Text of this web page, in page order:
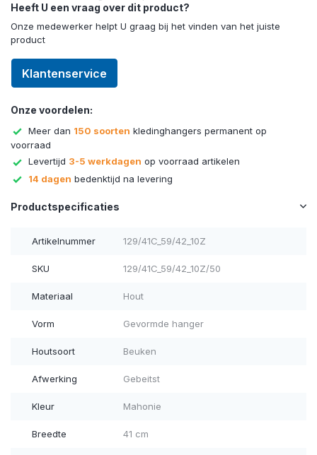
Heeft U een vraag over dit product?
Onze medewerker helpt U graag bij het vinden van het juiste
product
Klantenservice
Onze voordelen:
Meer dan 150 soorten kledinghangers permanent op
voorraad
Levertijd 3-5 werkdagen op voorraad artikelen
14 dagen bedenktijd na levering
Productspecificaties
Artikelnummer 129/41C_59/42_10Z
SKU 129/41C_59/42_10Z/50
Materiaal Hout
Vorm Gevormde hanger
Houtsoort Beuken
Afwerking Gebeitst
Kleur Mahonie
Breedte 41 cm